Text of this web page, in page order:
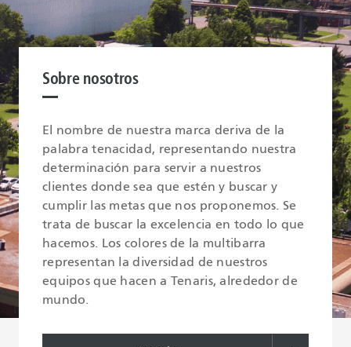
Sobre nosotros
El nombre de nuestra marca deriva de la
palabra tenacidad, representando nuestra
determinación para servir a nuestros
clientes donde sea que estén y buscar y
cumplir las metas que nos proponemos. Se
trata de buscar la excelencia en todo lo que
hacemos. Los colores de la multibarra
representan la diversidad de nuestros
equipos que hacen a Tenaris, alrededor de
mundo.